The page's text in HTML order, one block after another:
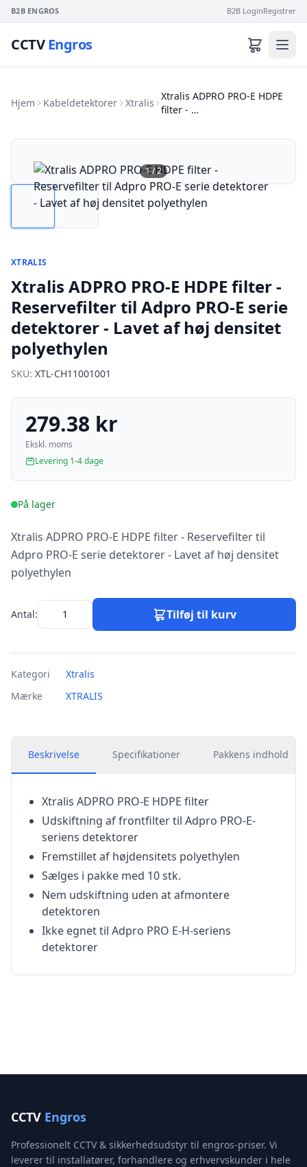
B2B ENGROS B2B LoginRegistrer
CCTVEngros
Hjem Kabeldetektorer Xtralis
Xtralis ADPRO PRO-E HDPE
filter - …
1/2
XTRALIS
Xtralis ADPRO PRO-E HDPE filter -
Reservefilter til Adpro PRO-E serie
detektorer - Lavet af høj densitet
polyethylen
SKU: XTL-CH11001001
279.38 kr
Ekskl. moms
Levering 1-4 dage
På lager
Xtralis ADPRO PRO-E HDPE filter - Reservefilter til
Adpro PRO-E serie detektorer - Lavet af høj densitet
polyethylen
Antal: Tilføj til kurv
Kategori
Xtralis
Mærke
XTRALIS
Beskrivelse Specifikationer Pakkens indhold
Xtralis ADPRO PRO-E HDPE filter
Udskiftning af frontfilter til Adpro PRO-E-
seriens detektorer
Fremstillet af højdensitets polyethylen
Sælges i pakke med 10 stk.
Nem udskiftning uden at afmontere
detektoren
Ikke egnet til Adpro PRO E-H-seriens
detektorer
CCTV Engros
Professionelt CCTV & sikkerhedsudstyr til engros-priser. Vi
leverer til installatører, forhandlere og erhvervskunder i hele